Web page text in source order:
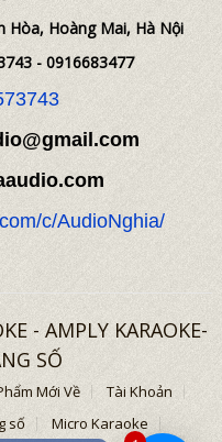
Hòa, Hoàng Mai, Hà Nội
- 0916683477
c/AudioNghia/
- AMPLY KARAOKE-
SỐ
Mới Về
Tài Khoản
số Micro Karaoke